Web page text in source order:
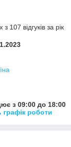
107 відгуків за рік
з 09:00 до 18:00
графік роботи